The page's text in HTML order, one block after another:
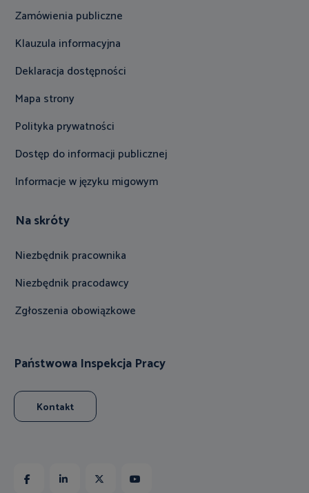
Zamówienia publiczne
Klauzula informacyjna
Deklaracja dostępności
Mapa strony
Polityka prywatności
Dostęp do informacji publicznej
Informacje w języku migowym
Na skróty
Niezbędnik pracownika
Niezbędnik pracodawcy
Zgłoszenia obowiązkowe
Państwowa Inspekcja Pracy
Kontakt